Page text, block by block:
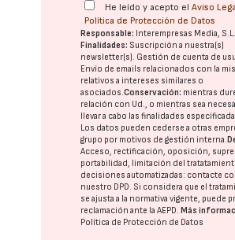
He leído y acepto elAviso
Política de Protección de Datos
Responsable: Interempresas Media,
Finalidades: Suscripción a nuestra(s)
newsletter(s). Gestión de cuenta de
Envío de emails relacionados con la
relativos a intereses similares o
asociados.Conservación: mientras
relación con Ud., o mientras sea
llevar a cabo las finalidades
Los datos pueden cederse a otras
grupo por motivos de gestión interna.
Acceso, rectificación, oposición,
portabilidad, limitación del
decisiones automatizadas: contacte
nuestro DPD . Si considera que el
se ajusta a la normativa vigente, puede
reclamación ante laAEPD .Más
Política de Protección de Datos